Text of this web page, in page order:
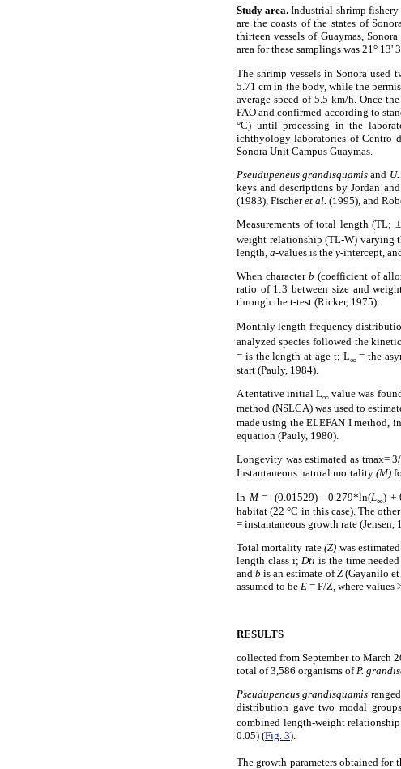
Study area. Industrial shrimp fishery
are the coasts of the states of
thirteen vessels of Guaymas,
area for these samplings was 21°
The shrimp vessels in Sonora used
5.71 cm in the body, while the
average speed of 5.5 km/h. Once
FAO and confirmed according to
°C) until processing in the
ichthyology laboratories of Centro
Sonora Unit Campus Guaymas.
Pseudupeneus grandisquamis and
keys and descriptions by Jordan
(1983), Fischeret al. (1995), and
Measurements of total length (TL;
weight relationship (TL-W) varying
length, a-values is the y-intercept,
When character b (coefficient of
ratio of 1:3 between size and
through the t-test (Ricker, 1975).
Monthly length frequency
analyzed species followed the
= is the length at age t; L∞ = the
start (Pauly, 1984).
A tentative initial L∞ value was
method (NSLCA) was used to
made using the ELEFAN I method,
equation (Pauly, 1980).
Longevity was estimated as tmax=
Instantaneous natural mortality (M)
ln M= -(0.01529) - 0.279*ln(L∞) +
habitat (22 °C in this case). The
= instantaneous growth rate (Jensen,
Total mortality rate(Z) was
length class i;Dti is the time
andb is an estimate ofZ(Gayanilo et
assumed to be E = F/Z, where values
RESULTS
collected from September to March
total of 3,586 organisms of P.
Pseudupeneus grandisquamis
distribution gave two modal
combined length-weight
0.05) (Fig. 3).
The growth parameters obtained for